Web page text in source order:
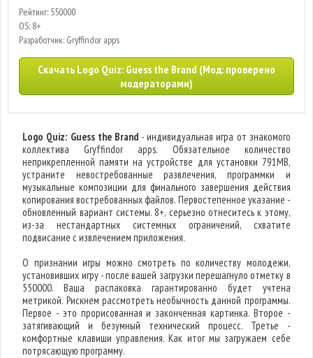
Рейтинг: 550000
OS: 8+
Разработчик: Gryffindor apps
Скачать Logo Quiz: Guess the Brand (Мод: проверено
модераторами)
Logo Quiz: Guess the Brand- индивидуальная игра от знакомого
коллектива Gryffindor apps. Обязательное количество
неприкрепленной памяти на устройстве для установки 791MB,
устраните невостребованные развлечения, программки и
музыкальные композиции для финального завершения действия
копирования востребованных файлов. Первостепенное указание -
обновленный вариант системы. 8+, серьезно отнеситесь к этому,
из-за нестандартных системных ограничений, схватите
подвисание с извлечением приложения.
О признании игры можно смотреть по количеству молодежи,
установивших игру - после вашей загрузки перешагнуло отметку в
550000. Ваша распаковка гарантированно будет учтена
метрикой. Рискнем рассмотреть необычность данной программы.
Первое - это прорисованная и законченная картинка. Второе -
затягивающий и безумный технический процесс. Третье -
комфортные клавиши управления. Как итог мы загружаем себе
потрясающую программу.